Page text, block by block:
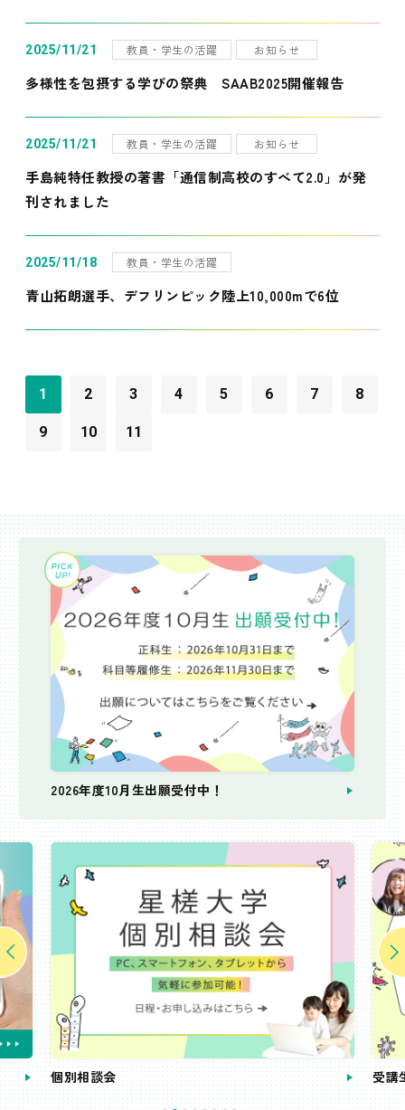
2025/11/21 教員・学生の活躍 お知らせ
多様性を包摂する学びの祭典 SAAB2025開催報告
2025/11/21 教員・学生の活躍 お知らせ
手島純特任教授の著書「通信制高校のすべて2.0」が発
刊されました
2025/11/18 教員・学生の活躍
青山拓朗選手、デフリンピック陸上10,000mで6位
1 2 3 4 5 6 7 8
9 10 11
2026年度10月生出願受付中！
個別相談会 受講